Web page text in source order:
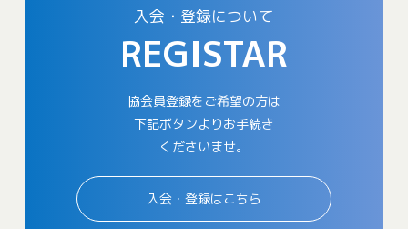
入会・登録について
REGISTAR
協会員登録をご希望の方は
下記ボタンよりお手続き
くださいませ。
入会・登録はこちら